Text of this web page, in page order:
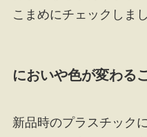
こまめにチェックしまし
においや色が変わる
新品時のプラスチック